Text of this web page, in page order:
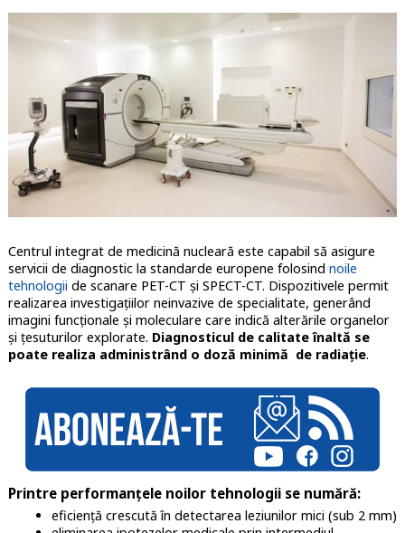
Centrul integrat de medicină nucleară este capabil să asigure
servicii de diagnostic la standarde europene folosind noile
tehnologii de scanare PET-CT și SPECT-CT. Dispozitivele permit
realizarea investigațiilor neinvazive de specialitate, generând
imagini funcționale și moleculare care indică alterările organelor
și țesuturilor explorate. Diagnosticul de calitate înaltă se
poate realiza administrând o doză minimă de radiație.
Printre performanțele noilor tehnologii se numără:
eficiență crescută în detectarea leziunilor mici (sub 2 mm)